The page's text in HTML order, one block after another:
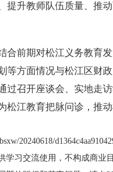
提升教师队伍质量、推
期对松江义务教育发
等方面情况与松江区财
过召开座谈会、实地走
松江教育把脉问诊，推
20240618/
学习交流使用，不构成商业